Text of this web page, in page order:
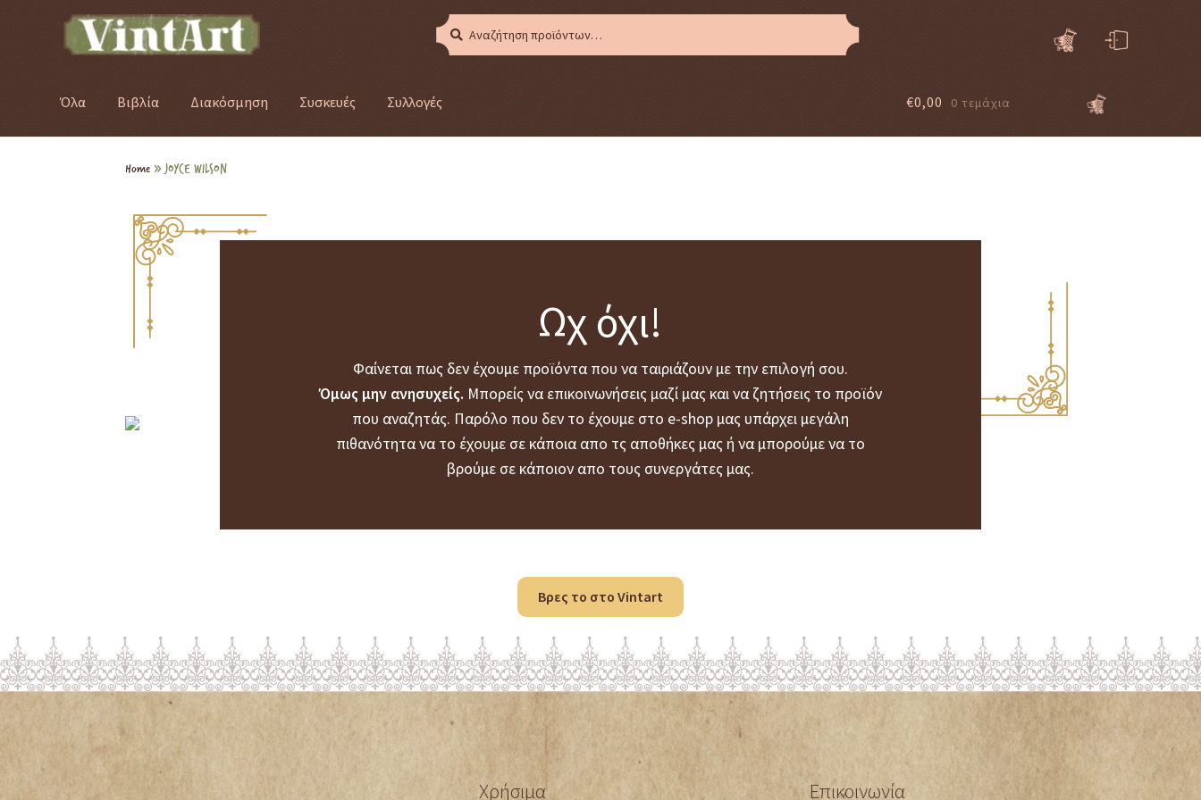
Αναζήτηση
για:
Αναζήτηση
Όλα Βιβλία Διακόσμηση Συσκευές Συλλογές €0,00 0 τεμάχια
Home»JOYCE WILSON
JOYCE WILSON
Ωχ όχι!
Φαίνεται πως δεν έχουμε προϊόντα που να ταιριάζουν με την επιλογή σου.
Όμως μην ανησυχείς. Μπορείς να επικοινωνήσεις μαζί μας και να ζητήσεις το προϊόν
που αναζητάς. Παρόλο που δεν το έχουμε στο e-shop μας υπάρχει μεγάλη
πιθανότητα να το έχουμε σε κάποια απο τς αποθήκες μας ή να μπορούμε να το
βρούμε σε κάποιον απο τους συνεργάτες μας.
Βρες το στο Vintart
Χρήσιμα Επικοινωνία